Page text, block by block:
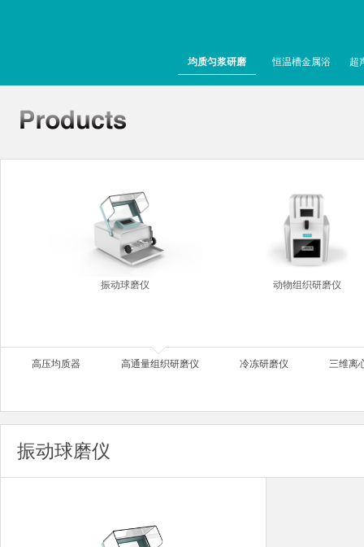
均质匀浆研磨 恒温槽金属浴 超
振动球磨仪 动物组织研磨仪
高压均质器 高通量组织研磨仪 冷冻研磨仪 三维离
振动球磨仪